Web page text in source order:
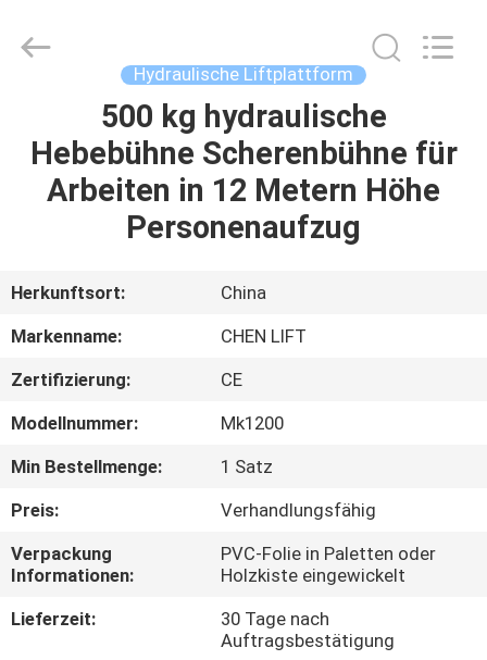
HAUSE
PRODUKTE
ÜBER
UNS
WERKSBESICHTIGUNG
QUALITÄTSKONTROLLE
KONTAKT
MIT
UNS
LTD.
Hydraulische Liftplattform
500 kg hydraulische
Hebebühne Scherenbühne für
Arbeiten in 12 Metern Höhe
Personenaufzug
Herkunftsort:
China
Markenname:
CHEN LIFT
Zertifizierung:
CE
Modellnummer:
Mk1200
Min Bestellmenge:
1 Satz
Preis:
Verhandlungsfähig
Verpackung
Informationen:
PVC-Folie in Paletten oder
Holzkiste eingewickelt
Lieferzeit:
30 Tage nach
Auftragsbestätigung